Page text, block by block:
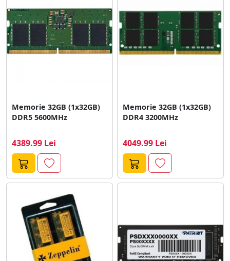
Memorie 32GB (1x32GB)
DDR5 5600MHz
4389.99 Lei
Memorie 32GB (1x32GB)
DDR4 3200MHz
4049.99 Lei